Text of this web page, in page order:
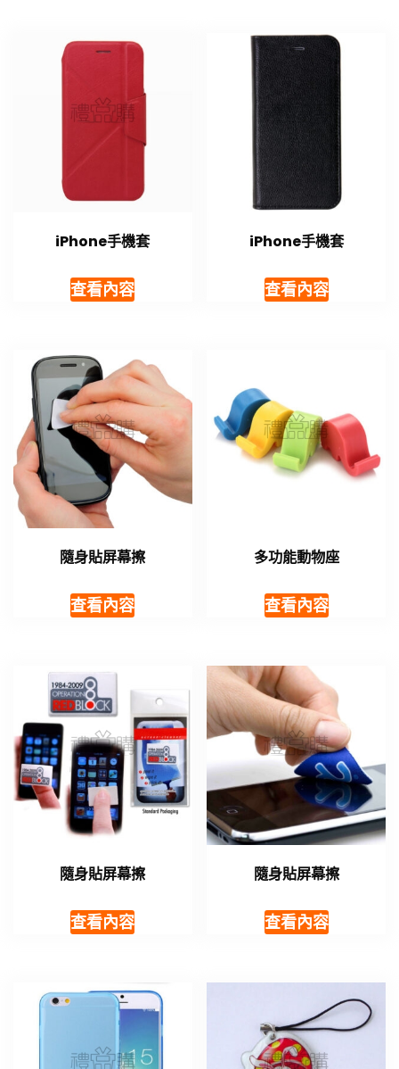
iPhone手機套
查看內容
iPhone手機套
查看內容
隨身貼屏幕擦
查看內容
多功能動物座
查看內容
隨身貼屏幕擦
查看內容
隨身貼屏幕擦
查看內容